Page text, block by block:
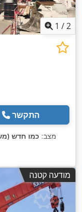
1 /2
התקשר
מצב: כמו חדש
מודעה קטנה